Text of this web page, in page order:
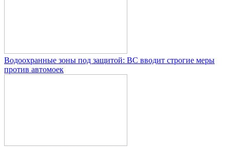
Водоохранные зоны под защитой: ВС вводит строгие меры
против автомоек